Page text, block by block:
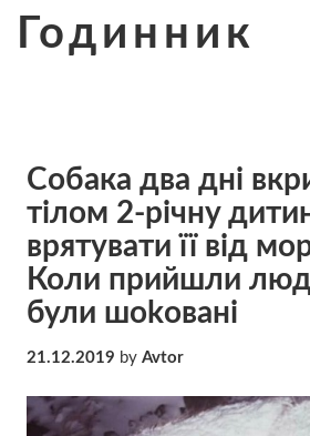
Годинник
Собака два дні
тілом 2-річнy
врятувати її від
Коли прийшли
були шоkовані
21.12.2019 by Avtor